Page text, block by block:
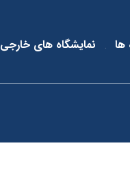
ها نمایشگاه های خارجی